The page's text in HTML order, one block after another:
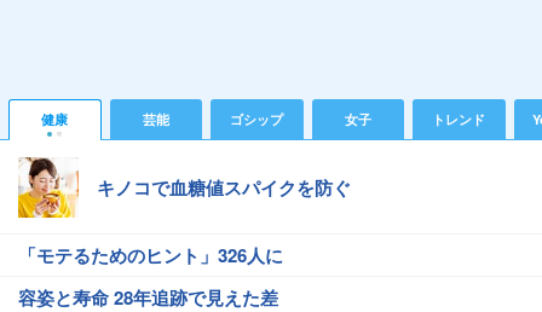
健康 芸能 ゴシップ 女子 トレンド
キノコで血糖値スパイクを防ぐ
「モテるためのヒント」326人に
容姿と寿命 28年追跡で見えた差